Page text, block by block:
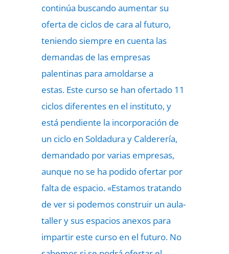
continúa buscando aumentar su
oferta de ciclos de cara al futuro,
teniendo siempre en cuenta las
demandas de las empresas
palentinas para amoldarse a
estas. Este curso se han ofertado 11
ciclos diferentes en el instituto, y
está pendiente la incorporación de
un ciclo en Soldadura y Calderería,
demandado por varias empresas,
aunque no se ha podido ofertar por
falta de espacio. «Estamos tratando
de ver si podemos construir un aula-
taller y sus espacios anexos para
impartir este curso en el futuro. No